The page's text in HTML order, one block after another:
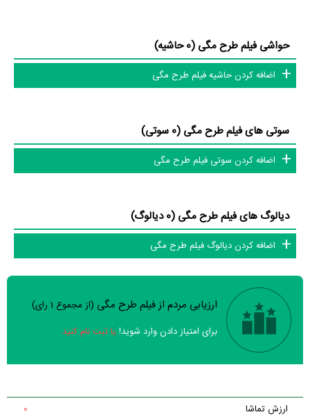
تلویزیون و تئاتر را کامل و کامل‌تر کنیم.
حواشی فیلم طرح مگی (0 حاشیه)
اضافه کردن حاشیه فیلم طرح مگی
سوتی های فیلم طرح مگی (0 سوتی)
اضافه کردن سوتی فیلم طرح مگی
دیالوگ های فیلم طرح مگی (0 دیالوگ)
اضافه کردن دیالوگ فیلم طرح مگی
سوالات نظرسنجی ( 8 سوال)
خیر
ارزیابی مردم از فیلم طرح مگی (از مجموع 1 رای)
برای امتیاز دادن وارد شوید! یا ثبت نام کنید
ارزش تماشا
0